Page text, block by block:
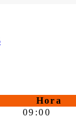
Hora
09:00